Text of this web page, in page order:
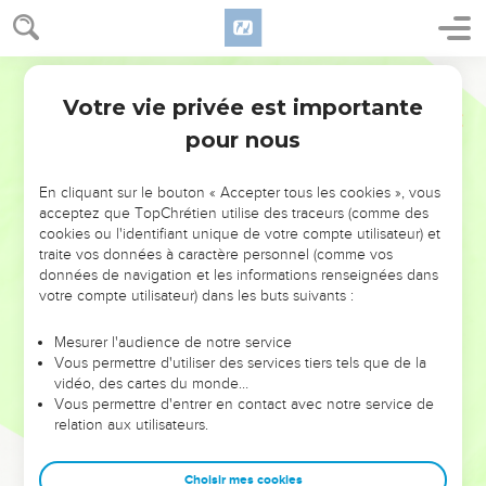
NE MANQUEZ PAS L’ÉVÉNEMENT
DE L’ANNÉE !
ET SI LEURS ERREURS POUVAIENT VOUS ÉVITER LES
VOTRES ?
leur foi ou leur vision. Mais on voit moins les doutes, les erreurs
et les saisons difficiles qu'ils ont traversés, alors même que ce
sont elles qui les ont façonnés.
Dans cette conférence, leaders, entrepreneurs, et responsables
clés pour avancer avec plus de sagesse afin que leurs erreurs
Votre vie privée est importante
pour nous
En cliquant sur le bouton « Accepter tous les cookies », vous
acceptez que TopChrétien utilise des traceurs (comme des
cookies ou l'identifiant unique de votre compte utilisateur) et
traite vos données à caractère personnel (comme vos
données de navigation et les informations renseignées dans
votre compte utilisateur) dans les buts suivants :
Mesurer l'audience de notre service
Vous permettre d'utiliser des services tiers tels que de la
vidéo, des cartes du monde…
Vous permettre d'entrer en contact avec notre service de
relation aux utilisateurs.
Choisir mes cookies